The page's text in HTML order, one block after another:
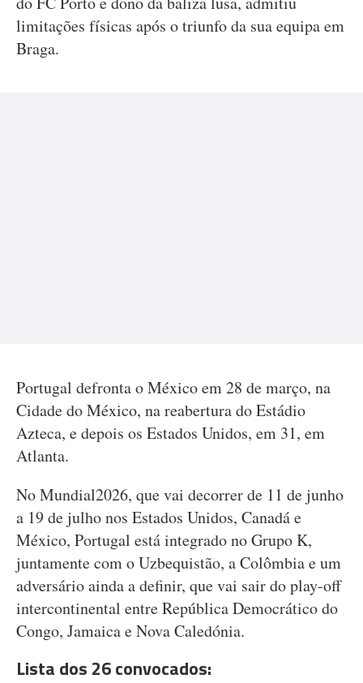
limitações físicas após o triunfo da sua equipa em
Braga.
Portugal defronta o México em 28 de março, na
Cidade do México, na reabertura do Estádio
Azteca, e depois os Estados Unidos, em 31, em
Atlanta.
No Mundial2026, que vai decorrer de 11 de junho
a 19 de julho nos Estados Unidos, Canadá e
México, Portugal está integrado no Grupo K,
juntamente com o Uzbequistão, a Colômbia e um
adversário ainda a definir, que vai sair do play-off
intercontinental entre República Democrático do
Congo, Jamaica e Nova Caledónia.
Lista dos 26 convocados: